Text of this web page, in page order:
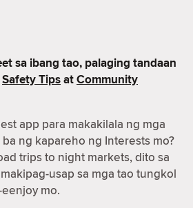
sa ibang tao, palaging tandaan
Safety TipsatCommunity
app para makakilala ng mga
ng kapareho ng Interests mo?
trips to night markets, dito sa
usap sa mga tao tungkol
mo.